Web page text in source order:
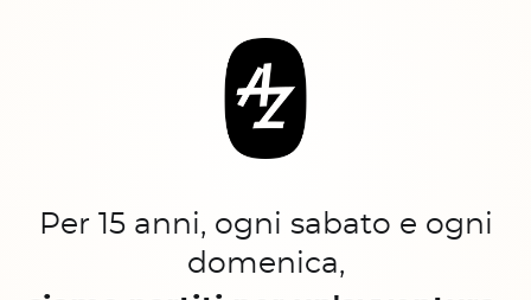
Per 15 anni, ogni sabato e ogni
domenica,